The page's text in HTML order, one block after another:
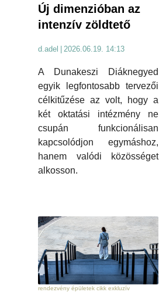
Új dimenzióban az
intenzív zöldtető
d.adel 2026.06.19. 14:13
A Dunakeszi Diáknegyed
egyik legfontosabb tervezői
célkitűzése az volt, hogy a
két oktatási intézmény ne
csupán funkcionálisan
kapcsolódjon egymáshoz,
hanem valódi közösséget
alkosson.
rendezvény épületek cikk exkluzív